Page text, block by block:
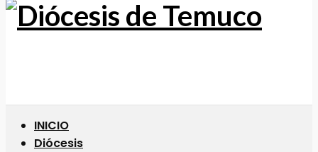
INICIO
Diócesis